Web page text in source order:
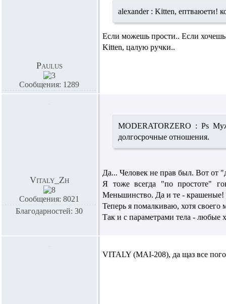
Paulus
Сообщения: 1289
alexander : Kitten, ептваюети!
Если можешь прости.. Если
Kitten, цалую ручки..
Vitaly_Zh
Сообщения: 8021
Благодарностей: 30
MODERATORZERO : Ps
долгосрочные отношения.
Да... Человек не прав был. Вот от
Я тоже всегда "по простоте"
Меньшинство. Да и те - крашеные!
Теперь я помалкиваю, хотя своего
Так и с параметрами тела - любые
VITALY (MAI-208), да щаз все